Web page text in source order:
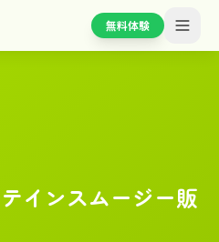
無料体験
テインスムージー販